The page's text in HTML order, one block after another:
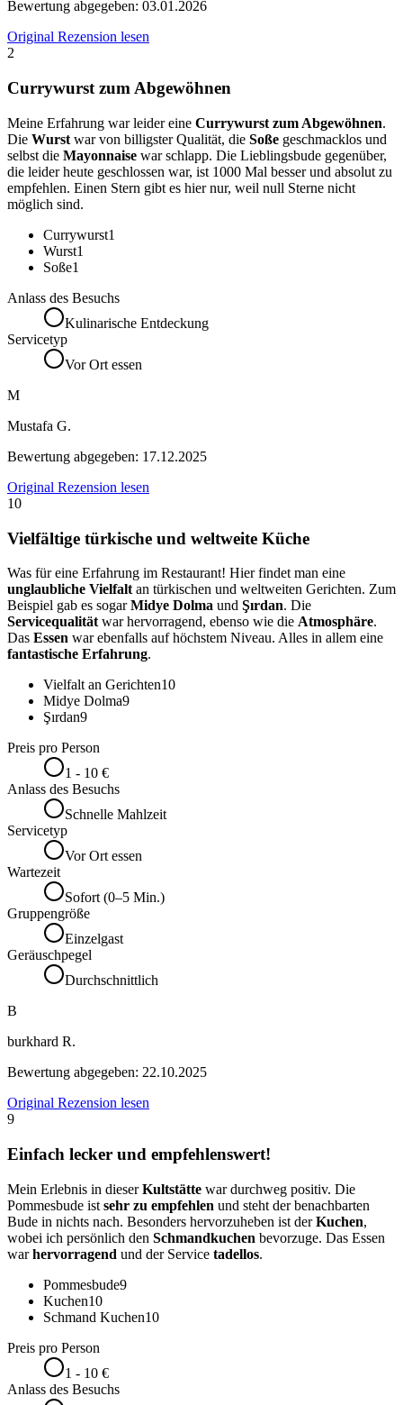
Bewertung abgegeben: 03.01.2026
Original Rezension lesen
2
Currywurst zum Abgewöhnen
Meine Erfahrung war leider eine Currywurst zum Abgewöhnen.
Die Wurst war von billigster Qualität, die Soße geschmacklos und
selbst die Mayonnaise war schlapp. Die Lieblingsbude gegenüber,
die leider heute geschlossen war, ist 1000 Mal besser und absolut zu
empfehlen. Einen Stern gibt es hier nur, weil null Sterne nicht
möglich sind.
Currywurst1
Wurst1
Soße1
Anlass des Besuchs
Kulinarische Entdeckung
Servicetyp
Vor Ort essen
M
Mustafa G.
Bewertung abgegeben: 17.12.2025
Original Rezension lesen
10
Vielfältige türkische und weltweite Küche
Was für eine Erfahrung im Restaurant! Hier findet man eine
unglaubliche Vielfalt an türkischen und weltweiten Gerichten. Zum
Beispiel gab es sogarMidye Dolma und Şırdan. Die
Servicequalität war hervorragend, ebenso wie die Atmosphäre.
Das Essen war ebenfalls auf höchstem Niveau. Alles in allem eine
fantastische Erfahrung.
Vielfalt an Gerichten10
Midye Dolma9
Şırdan9
Preis pro Person
1 - 10 €
Anlass des Besuchs
Schnelle Mahlzeit
Servicetyp
Vor Ort essen
Wartezeit
Sofort (0–5 Min.)
Gruppengröße
Einzelgast
Geräuschpegel
Durchschnittlich
B
burkhard R.
Bewertung abgegeben: 22.10.2025
Original Rezension lesen
9
Einfach lecker und empfehlenswert!
Mein Erlebnis in dieserKultstätte war durchweg positiv. Die
Pommesbude ist sehr zu empfehlen und steht der benachbarten
Bude in nichts nach. Besonders hervorzuheben ist derKuchen,
wobei ich persönlich den Schmandkuchen bevorzuge. Das Essen
warhervorragend und der Service tadellos.
Pommesbude9
Kuchen10
Schmand Kuchen10
Preis pro Person
1 - 10 €
Anlass des Besuchs